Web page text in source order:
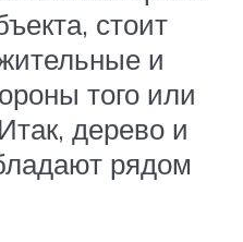
стоит
и
того или
дерево и
рядом